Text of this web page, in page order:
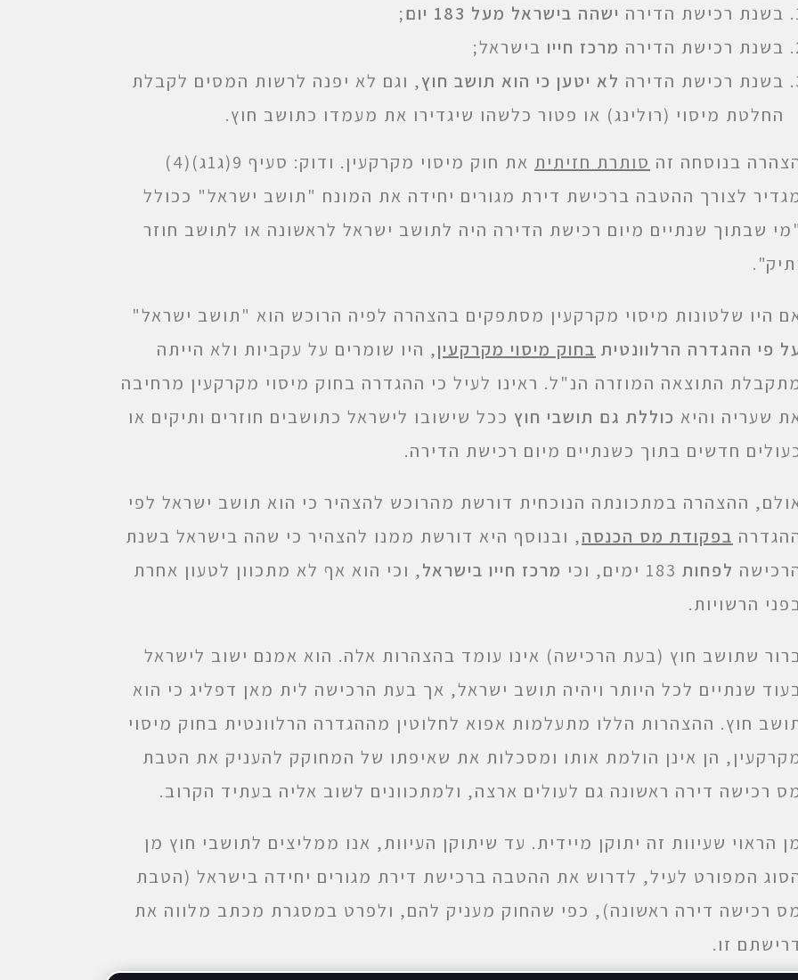
בשנת רכישת הדירה ישהה בישראל מעל 183 יום
;
בשנת רכישת הדירה מרכז חייו בישראל;
בשנת רכישת הדירה לא יטען כי הוא תושב חוץ, וגם לא יפנה לרשות המסים לקבלת
החלטת מיסוי (רולינג) או פטור כלשהו שיגדירו את מעמדו כתושב חוץ.
בנוסחה זה סותרת חזיתית
את חוק מיסוי מקרקעין. ודוק: סעיף 9(ג1ג)(4)
לצורך ההטבה ברכישת דירת מגורים יחידה את המונח "תושב ישראל" ככולל
"מי שבתוך שנתיים מיום רכישת הדירה היה לתושב ישראל לראשונה או לתושב חוזר
היו שלטונות מיסוי מקרקעין מסתפקים בהצהרה לפיה הרוכש הוא "תושב ישראל"
פי ההגדרה הרלוונטית בחוק מיסוי מקרקעין, היו שומרים על עקביות ולא הייתה
התוצאה המוזרה הנ"ל. ראינו לעיל כי ההגדרה בחוק מיסוי מקרקעין מרחיבה
שעריה והיא כוללת גם תושבי חוץ ככל שישובו לישראל כתושבים חוזרים ותיקים או
חדשים בתוך כשנתיים מיום רכישת הדירה.
ההצהרה במתכונתה הנוכחית דורשת מהרוכש להצהיר כי הוא תושב ישראל לפי
בפקודת מס הכנסה, ובנוסף היא דורשת ממנו להצהיר כי שהה בישראל בשנת
לפחות מרכז חייו בישראל, וכי הוא אף לא מתכוון לטעון אחרת
הרשויות.
שתושב חוץ (בעת הרכישה) אינו עומד בהצהרות אלה. הוא אמנם ישוב לישראל
שנתיים לכל היותר ויהיה תושב ישראל, אך בעת הרכישה לית מאן דפליג כי הוא
חוץ. ההצהרות הללו מתעלמות אפוא לחלוטין מההגדרה הרלוונטית בחוק מיסוי
הן אינן הולמת אותו ומסכלות את שאיפתו של המחוקק להעניק את הטבת
רכישה דירה ראשונה גם לעולים ארצה, ולמתכוונים לשוב אליה בעתיד הקרוב.
הראוי שעיוות זה יתוקן מיידית. עד שיתוקן העיוות, אנו ממליצים לתושבי חוץ מן
המפורט לעיל, לדרוש את ההטבה ברכישת דירת מגורים יחידה בישראל (הטבת
רכישה דירה ראשונה), כפי שהחוק מעניק להם, ולפרט במסגרת מכתב מלווה את
זו.